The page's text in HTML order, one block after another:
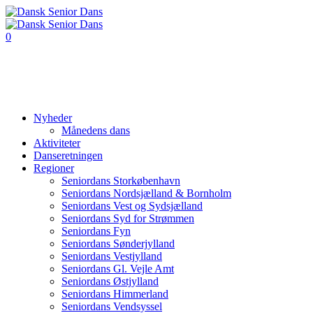
0
Nyheder
Månedens dans
Aktiviteter
Danseretningen
Regioner
Seniordans Storkøbenhavn
Seniordans Nordsjælland & Bornholm
Seniordans Vest og Sydsjælland
Seniordans Syd for Strømmen
Seniordans Fyn
Seniordans Sønderjylland
Seniordans Vestjylland
Seniordans Gl. Vejle Amt
Seniordans Østjylland
Seniordans Himmerland
Seniordans Vendsyssel